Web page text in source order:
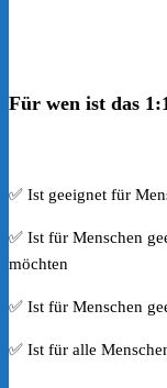
Für wen ist das
✅ Ist geeignet für
✅ Ist für Menschen
möchten
✅ Ist für Menschen
✅ Ist für alle